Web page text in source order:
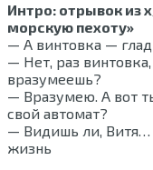
Интро: отрывок из
морскую пехоту»
— А винтовка —
— Нет, раз винтовка,
вразумеешь?
— Вразумею. А вот
свой автомат?
— Видишь ли, Витя…
жизнь